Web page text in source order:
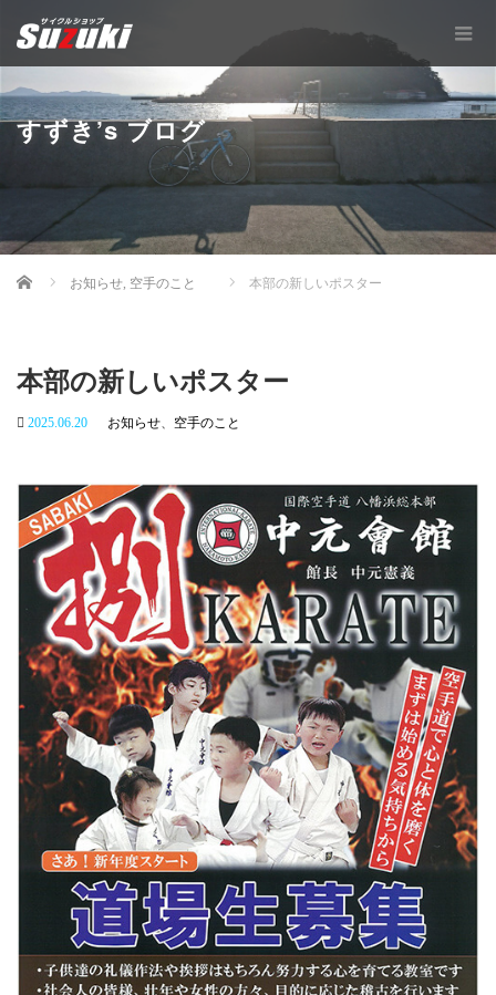
すずき’s ブログ
Home お知らせ, 空手のこと 本部の新しいポスター
本部の新しいポスター
2025.06.20 お知らせ、 空手のこと